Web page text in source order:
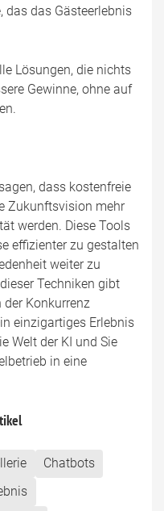
das das Gästeerlebnis
Lösungen, die nichts
Gewinne, ohne auf
dass kostenfreie
Zukunftsvision mehr
werden. Diese Tools
effizienter zu gestalten
weiter zu
Techniken gibt
Konkurrenz
einzigartiges Erlebnis
Welt der KI und Sie
in eine
Chatbots